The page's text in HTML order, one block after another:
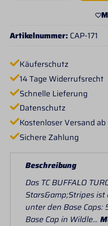
Artikelnummer: CAP-171
Käuferschutz
14 Tage Widerrufsrecht
Schnelle Lieferung
Datenschutz
Kostenloser Versand
Sichere Zahlung
Beschreibung
Das TC BUFFALO
Stars&amp;Stripes ist
unter den Base Caps:
Base Cap in Wildle…